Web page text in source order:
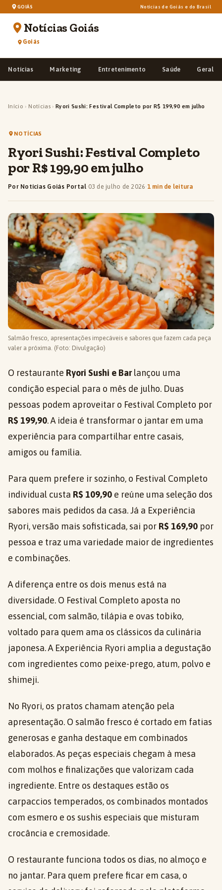
GOIÁS Notícias de Goiás e do Brasil
Notícias Goiás
Goiás
Notícias Marketing Entretenimento Saúde Geral
Início › Notícias › Ryori Sushi: Festival Completo por R$ 199,90 em julho
NOTÍCIAS
Ryori Sushi: Festival Completo
por R$ 199,90 em julho
Por Notícias Goiás Portal· 03 de julho de 2026·1 min de leitura
Salmão fresco, apresentações impecáveis e sabores que fazem cada peça
valer a próxima. (Foto: Divulgação)
O restaurante Ryori Sushi e Barlançou uma
condição especial para o mês de julho. Duas
pessoas podem aproveitar o Festival Completo por
R$ 199,90. A ideia é transformar o jantar em uma
experiência para compartilhar entre casais,
amigos ou família.
Para quem prefere ir sozinho, o Festival Completo
individual custa R$ 109,90 e reúne uma seleção dos
sabores mais pedidos da casa. Já a Experiência
Ryori, versão mais sofisticada, sai por R$ 169,90 por
pessoa e traz uma variedade maior de ingredientes
e combinações.
A diferença entre os dois menus está na
diversidade. O Festival Completo aposta no
essencial, com salmão, tilápia e ovas tobiko,
voltado para quem ama os clássicos da culinária
japonesa. A Experiência Ryori amplia a degustação
com ingredientes como peixe-prego, atum, polvo e
shimeji.
No Ryori, os pratos chamam atenção pela
apresentação. O salmão fresco é cortado em fatias
generosas e ganha destaque em combinados
elaborados. As peças especiais chegam à mesa
com molhos e finalizações que valorizam cada
ingrediente. Entre os destaques estão os
carpaccios temperados, os combinados montados
com esmero e os sushis especiais que misturam
crocância e cremosidade.
O restaurante funciona todos os dias, no almoço e
no jantar. Para quem prefere ficar em casa, o